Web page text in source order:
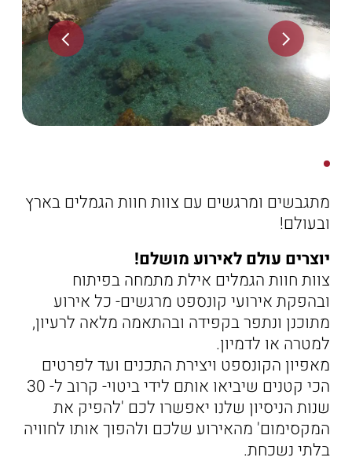
מתגבשים ומרגשים עם צוות חוות הגמלים בארץ
ובעולם!
יוצרים עולם לאירוע מושלם!
צוות חוות הגמלים אילת מתמחה בפיתוח
ובהפקת אירועי קונספט מרגשים- כל אירוע
מתוכנן ונתפר בקפידה ובהתאמה מלאה לרעיון,
למטרה או לדמיון.
מאפיון הקונספט ויצירת התכנים ועד לפרטים
הכי קטנים שיביאו אותם לידי ביטוי- קרוב ל- 30
שנות הניסיון שלנו יאפשרו לכם 'להפיק את
המקסימום' מהאירוע שלכם ולהפוך אותו לחוויה
בלתי נשכחת.
הַמִּשְׁתֶּה
שוברי מתנה